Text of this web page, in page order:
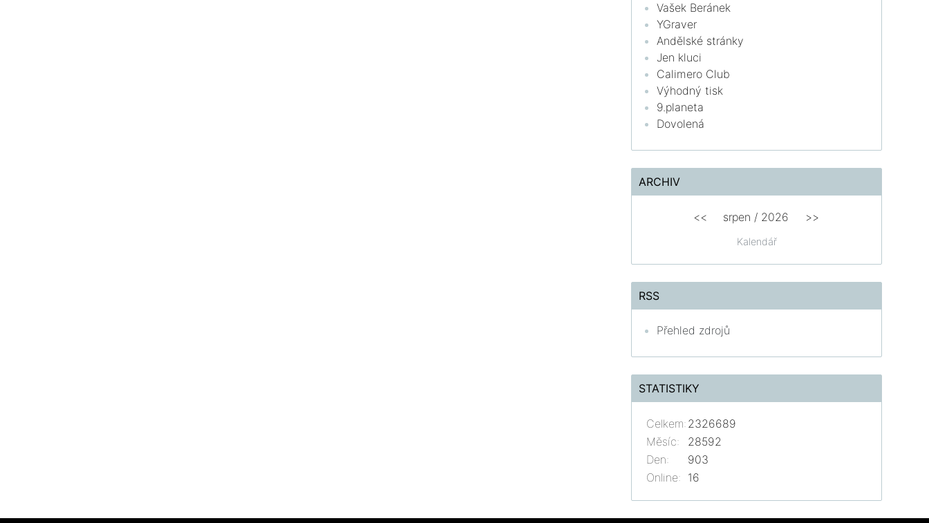
Vašek Beránek
YGraver
Andělské stránky
Jen kluci
Calimero Club
Výhodný tisk
9.planeta
Dovolená
ARCHIV
Kalendář
<< srpen / 2026 >>
RSS
Přehled zdrojů
STATISTIKY
Online: 16
Celkem: 2326689
Měsíc:
28592
Den:
903